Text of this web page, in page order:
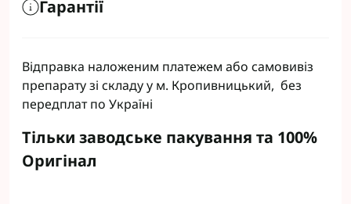
Гарантії
Відправка наложеним платежем або самовивіз
препарату зі складу у м. Кропивницький, без
передплат по Україні
Тільки заводське пакування та 100%
Оригінал